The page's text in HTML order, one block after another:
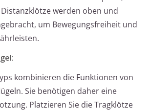
werden oben und
um Bewegungsfreiheit und
kombinieren die Funktionen von
Sie benötigen daher eine
Platzieren Sie die Tragklötze